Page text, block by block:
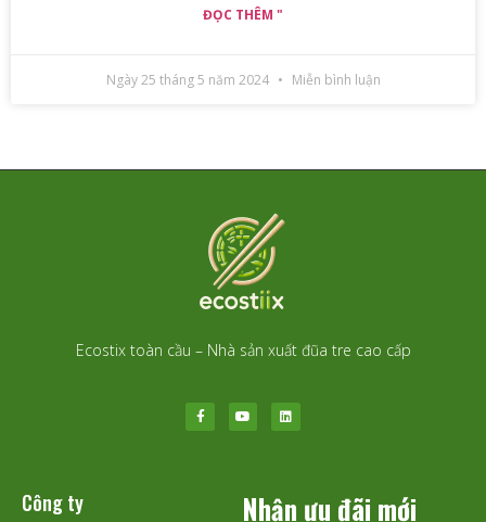
ĐỌC THÊM "
Ngày 25 tháng 5 năm 2024 Miễn bình luận
Ecostix toàn cầu – Nhà sản xuất đũa tre cao cấp
Công ty Nhận ưu đãi mới